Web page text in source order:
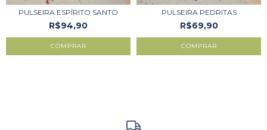
PULSEIRA ESPÍRITO SANTO
R$94,90
COMPRAR
PULSEIRA PEDRITAS
R$69,90
COMPRAR